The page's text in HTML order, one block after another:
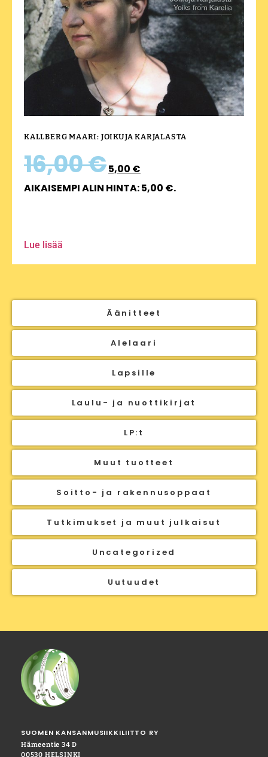
KALLBERG MAARI: JOIKUJA KARJALASTA
16,00€5,00 €
AIKAISEMPI ALIN HINTA:5,00 €.
Lue lisää
Äänitteet
Alelaari
Lapsille
Laulu- ja nuottikirjat
LP:t
Muut tuotteet
Soitto- ja rakennusoppaat
Tutkimukset ja muut julkaisut
Uncategorized
Uutuudet
SUOMEN KANSANMUSIIKKILIITTO RY
Hämeentie 34 D
00530 HELSINKI